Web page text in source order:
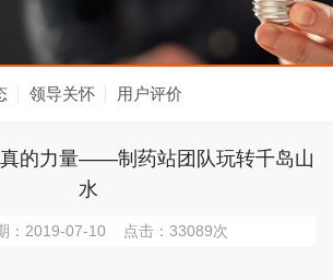
领导关怀 用户评价
真的力量——制药站团队玩转千岛山
水
：2019-07-10 点击：33089次